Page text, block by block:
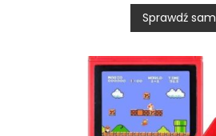
0
o
u
t
5
Sprawdź sam